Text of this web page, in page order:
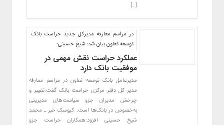
[…]
در مراسم معارفه مدیرکل جدید حراست بانک
توسعه تعاون بیان شد؛ شیخ حسینی:
عملکرد حراست نقش مهمی در
موفقیت بانک دارد
مدیرعامل بانک توسعه تعاون در مراسم معارفه
مدیر کل دفتر مرکزی حراست بانک گفت:تغییر و
چرخش مدیران جزو سیاست‌های مدیریتی
به‌خصوص در بانک‌ها است. کیوسک خبر ـ محمد
شیخ حسینی افزود:همکاران حراست جزو